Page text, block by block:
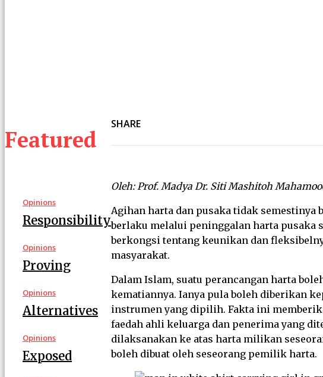
Featured
Opinions
Responsibility
Opinions
Proving
Opinions
Alternatives
Opinions
Exposed
SHARE
Oleh: Prof. Madya Dr. Siti Mashitoh
Agihan harta dan pusaka tidak semestinya
berlaku melalui peninggalan harta pusaka
berkongsi tentang keunikan dan
masyarakat.
Dalam Islam, suatu perancangan harta
kematiannya. Ianya pula boleh diberikan
instrumen yang dipilih. Fakta ini
faedah ahli keluarga dan penerima yang
dilaksanakan ke atas harta milikan
boleh dibuat oleh seseorang pemilik harta.